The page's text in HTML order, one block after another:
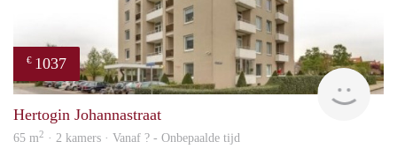
€ 1037
Hertogin Johannastraat
65 m2 · 2 kamers · Vanaf ? - Onbepaalde tijd